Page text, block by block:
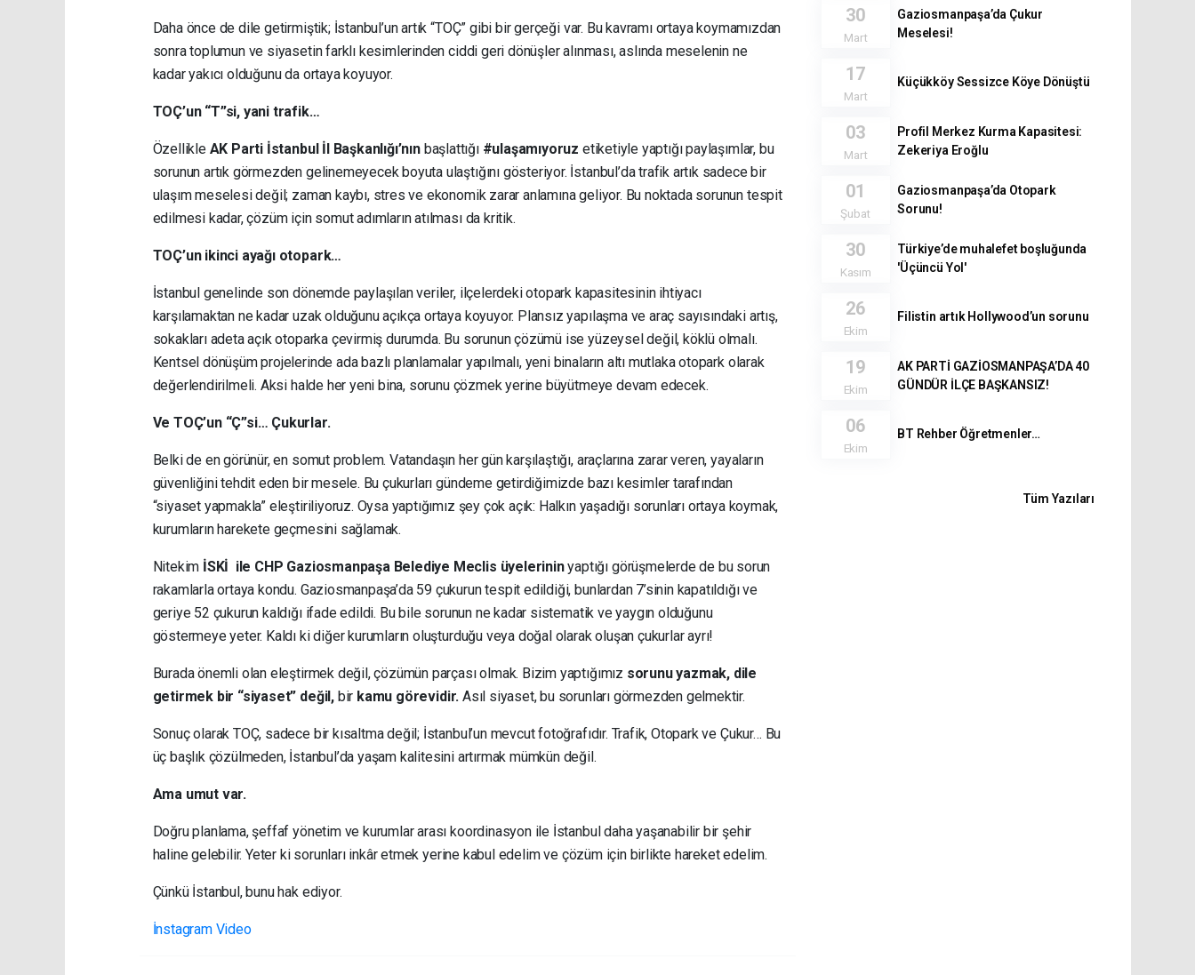
Daha önce de dile getirmiştik; İstanbul’un artık “TOÇ” gibi bir gerçeği var. Bu kavramı ortaya koymamızdan
sonra toplumun ve siyasetin farklı kesimlerinden ciddi geri dönüşler alınması, aslında meselenin ne
kadar yakıcı olduğunu da ortaya koyuyor.
TOÇ’un “T”si, yani trafik…
Özellikle AK Parti İstanbul İl Başkanlığı’nınbaşlattığı #ulaşamıyoruz etiketiyle yaptığı paylaşımlar, bu
sorunun artık görmezden gelinemeyecek boyuta ulaştığını gösteriyor. İstanbul’da trafik artık sadece bir
ulaşım meselesi değil; zaman kaybı, stres ve ekonomik zarar anlamına geliyor. Bu noktada sorunun tespit
edilmesi kadar, çözüm için somut adımların atılması da kritik.
TOÇ’un ikinci ayağı otopark…
İstanbul genelinde son dönemde paylaşılan veriler, ilçelerdeki otopark kapasitesinin ihtiyacı
karşılamaktan ne kadar uzak olduğunu açıkça ortaya koyuyor. Plansız yapılaşma ve araç sayısındaki artış,
sokakları adeta açık otoparka çevirmiş durumda. Bu sorunun çözümü ise yüzeysel değil, köklü olmalı.
Kentsel dönüşüm projelerinde ada bazlı planlamalar yapılmalı, yeni binaların altı mutlaka otopark olarak
değerlendirilmeli. Aksi halde her yeni bina, sorunu çözmek yerine büyütmeye devam edecek.
Ve TOÇ’un “Ç”si… Çukurlar.
Belki de en görünür, en somut problem. Vatandaşın her gün karşılaştığı, araçlarına zarar veren, yayaların
güvenliğini tehdit eden bir mesele. Bu çukurları gündeme getirdiğimizde bazı kesimler tarafından
“siyaset yapmakla” eleştiriliyoruz. Oysa yaptığımız şey çok açık: Halkın yaşadığı sorunları ortaya koymak,
kurumların harekete geçmesini sağlamak.
Nitekim İSKİ ile CHP Gaziosmanpaşa Belediye Meclis üyelerininyaptığı görüşmelerde de bu sorun
rakamlarla ortaya kondu. Gaziosmanpaşa’da 59 çukurun tespit edildiği, bunlardan 7’sinin kapatıldığı ve
geriye 52 çukurun kaldığı ifade edildi. Bu bile sorunun ne kadar sistematik ve yaygın olduğunu
göstermeye yeter. Kaldı ki diğer kurumların oluşturduğu veya doğal olarak oluşan çukurlar ayrı!
Burada önemli olan eleştirmek değil, çözümün parçası olmak. Bizim yaptığımız sorunu yazmak, dile
getirmek bir “siyaset” değil,bir kamu görevidir. Asıl siyaset, bu sorunları görmezden gelmektir.
Sonuç olarak TOÇ, sadece bir kısaltma değil; İstanbul’un mevcut fotoğrafıdır. Trafik, Otopark ve Çukur… Bu
üç başlık çözülmeden, İstanbul’da yaşam kalitesini artırmak mümkün değil.
Ama umut var.
Doğru planlama, şeffaf yönetim ve kurumlar arası koordinasyon ile İstanbul daha yaşanabilir bir şehir
haline gelebilir. Yeter ki sorunları inkâr etmek yerine kabul edelim ve çözüm için birlikte hareket edelim.
Çünkü İstanbul, bunu hak ediyor.
İnstagram Video
30
Mart
Gaziosmanpaşa’da Çukur
Meselesi!
17
Mart
Küçükköy Sessizce Köye Dönüştü
03
Mart
Profil Merkez Kurma Kapasitesi:
Zekeriya Eroğlu
01
Şubat
Gaziosmanpaşa’da Otopark
Sorunu!
30
Kasım
Türkiye’de muhalefet boşluğunda
'Üçüncü Yol'
26
Ekim
Filistin artık Hollywood’un sorunu
19
Ekim
AK PARTİ GAZİOSMANPAŞA’DA 40
GÜNDÜR İLÇE BAŞKANSIZ!
06
Ekim
BT Rehber Öğretmenler…
Tüm Yazıları